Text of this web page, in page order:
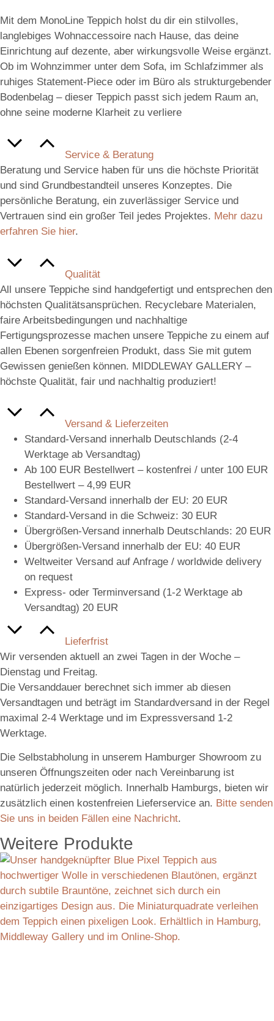
Mit dem MonoLine Teppich holst du dir ein stilvolles,
langlebiges Wohnaccessoire nach Hause, das deine
Einrichtung auf dezente, aber wirkungsvolle Weise ergänzt.
Ob im Wohnzimmer unter dem Sofa, im Schlafzimmer als
ruhiges Statement-Piece oder im Büro als strukturgebender
Bodenbelag – dieser Teppich passt sich jedem Raum an,
ohne seine moderne Klarheit zu verliere
Service & Beratung
Beratung und Service haben für uns die höchste Priorität
und sind Grundbestandteil unseres Konzeptes. Die
persönliche Beratung, ein zuverlässiger Service und
Vertrauen sind ein großer Teil jedes Projektes. Mehr dazu
erfahren Sie hier.
Qualität
All unsere Teppiche sind handgefertigt und entsprechen den
höchsten Qualitätsansprüchen. Recyclebare Materialen,
faire Arbeitsbedingungen und nachhaltige
Fertigungsprozesse machen unsere Teppiche zu einem auf
allen Ebenen sorgenfreien Produkt, dass Sie mit gutem
Gewissen genießen können. MIDDLEWAY GALLERY –
höchste Qualität, fair und nachhaltig produziert!
Versand & Lieferzeiten
Standard-Versand innerhalb Deutschlands (2-4
Werktage ab Versandtag)
Ab 100 EUR Bestellwert – kostenfrei / unter 100 EUR
Bestellwert – 4,99 EUR
Standard-Versand innerhalb der EU: 20 EUR
Standard-Versand in die Schweiz: 30 EUR
Übergrößen-Versand innerhalb Deutschlands: 20 EUR
Übergrößen-Versand innerhalb der EU: 40 EUR
Weltweiter Versand auf Anfrage / worldwide delivery
on request
Express- oder Terminversand (1-2 Werktage ab
Versandtag) 20 EUR
Lieferfrist
Wir versenden aktuell an zwei Tagen in der Woche –
Dienstag und Freitag.
Die Versanddauer berechnet sich immer ab diesen
Versandtagen und beträgt im Standardversand in der Regel
maximal 2-4 Werktage und im Expressversand 1-2
Werktage.
Die Selbstabholung in unserem Hamburger Showroom zu
unseren Öffnungszeiten oder nach Vereinbarung ist
natürlich jederzeit möglich. Innerhalb Hamburgs, bieten wir
zusätzlich einen kostenfreien Lieferservice an. Bitte senden
Sie uns in beiden Fällen eine Nachricht.
Weitere Produkte